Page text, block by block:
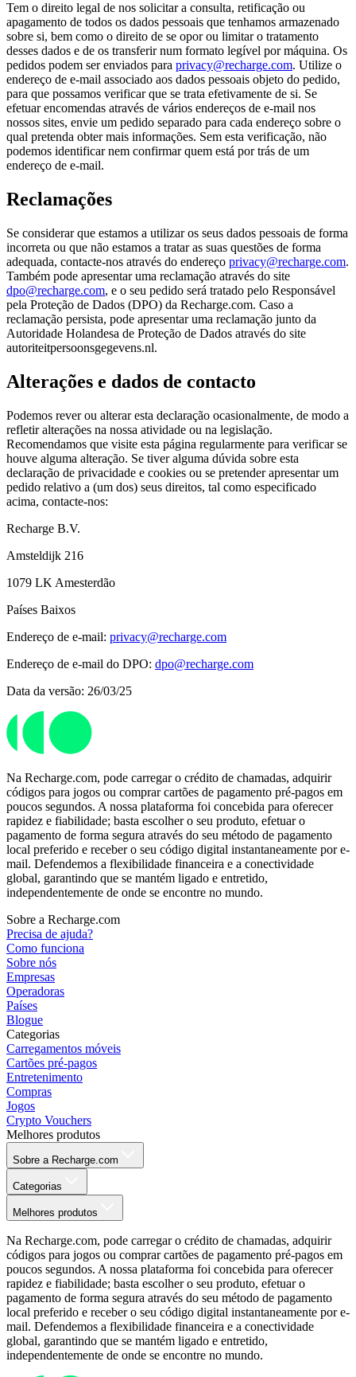
Tem o direito legal de nos solicitar a consulta, retificação ou
apagamento de todos os dados pessoais que tenhamos armazenado
sobre si, bem como o direito de se opor ou limitar o tratamento
desses dados e de os transferir num formato legível por máquina. Os
pedidos podem ser enviados para privacy@recharge.com. Utilize o
endereço de e-mail associado aos dados pessoais objeto do pedido,
para que possamos verificar que se trata efetivamente de si. Se
efetuar encomendas através de vários endereços de e-mail nos
nossos sites, envie um pedido separado para cada endereço sobre o
qual pretenda obter mais informações. Sem esta verificação, não
podemos identificar nem confirmar quem está por trás de um
endereço de e-mail.
Reclamações
Se considerar que estamos a utilizar os seus dados pessoais de forma
incorreta ou que não estamos a tratar as suas questões de forma
adequada, contacte-nos através do endereço privacy@recharge.com.
Também pode apresentar uma reclamação através do site
dpo@recharge.com, e o seu pedido será tratado pelo Responsável
pela Proteção de Dados (DPO) da Recharge.com. Caso a
reclamação persista, pode apresentar uma reclamação junto da
Autoridade Holandesa de Proteção de Dados através do site
autoriteitpersoonsgegevens.nl.
Alterações e dados de contacto
Podemos rever ou alterar esta declaração ocasionalmente, de modo a
refletir alterações na nossa atividade ou na legislação.
Recomendamos que visite esta página regularmente para verificar se
houve alguma alteração. Se tiver alguma dúvida sobre esta
declaração de privacidade e cookies ou se pretender apresentar um
pedido relativo a (um dos) seus direitos, tal como especificado
acima, contacte-nos:
Recharge B.V.
Amsteldijk 216
1079 LK Amesterdão
Países Baixos
Endereço de e-mail: privacy@recharge.com
Endereço de e-mail do DPO: dpo@recharge.com
Data da versão: 26/03/25
Na Recharge.com, pode carregar o crédito de chamadas, adquirir
códigos para jogos ou comprar cartões de pagamento pré-pagos em
poucos segundos. A nossa plataforma foi concebida para oferecer
rapidez e fiabilidade; basta escolher o seu produto, efetuar o
pagamento de forma segura através do seu método de pagamento
local preferido e receber o seu código digital instantaneamente por e-
mail. Defendemos a flexibilidade financeira e a conectividade
global, garantindo que se mantém ligado e entretido,
independentemente de onde se encontre no mundo.
Sobre a Recharge.com
Precisa de ajuda?
Como funciona
Sobre nós
Empresas
Operadoras
Países
Blogue
Categorias
Carregamentos móveis
Cartões pré-pagos
Entretenimento
Compras
Jogos
Crypto Vouchers
Melhores produtos
Sobre a Recharge.com
Categorias
Melhores produtos
Na Recharge.com, pode carregar o crédito de chamadas, adquirir
códigos para jogos ou comprar cartões de pagamento pré-pagos em
poucos segundos. A nossa plataforma foi concebida para oferecer
rapidez e fiabilidade; basta escolher o seu produto, efetuar o
pagamento de forma segura através do seu método de pagamento
local preferido e receber o seu código digital instantaneamente por e-
mail. Defendemos a flexibilidade financeira e a conectividade
global, garantindo que se mantém ligado e entretido,
independentemente de onde se encontre no mundo.